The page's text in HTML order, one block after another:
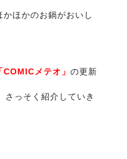
ほかのお鍋がおいし
COMICメテオ」 の更新
っそく紹介していき